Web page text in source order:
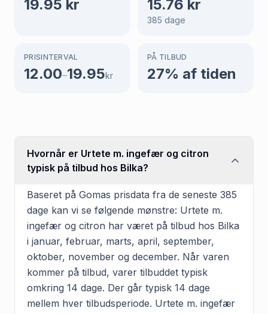
19.95 kr 15.76 kr
385 dage
PRISINTERVAL
12.00–19.95kr
PÅ TILBUD
27% af tiden
Hvornår er Urtete m. ingefær og citron
typisk på tilbud hos Bilka?
Baseret på Gomas prisdata fra de seneste 385
dage kan vi se følgende mønstre: Urtete m.
ingefær og citron har været på tilbud hos Bilka
i januar, februar, marts, april, september,
oktober, november og december. Når varen
kommer på tilbud, varer tilbuddet typisk
omkring 14 dage. Der går typisk 14 dage
mellem hver tilbudsperiode. Urtete m. ingefær